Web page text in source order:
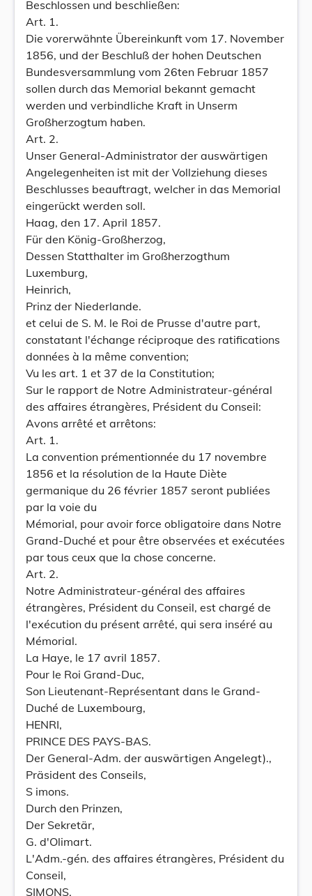
Beschlossen und beschließen:
Art. 1.
Die vorerwähnte Übereinkunft vom 17. November
1856, und der Beschluß der hohen Deutschen
Bundesversammlung vom 26ten Februar 1857
sollen durch das Memorial bekannt gemacht
werden und verbindliche Kraft in Unserm
Großherzogtum haben.
Art. 2.
Unser General-Administrator der auswärtigen
Angelegenheiten ist mit der Vollziehung dieses
Beschlusses beauftragt, welcher in das Memorial
eingerückt werden soll.
Haag, den 17. April 1857.
Für den König-Großherzog,
Dessen Statthalter im Großherzogthum
Luxemburg,
Heinrich,
Prinz der Niederlande.
et celui de S. M. le Roi de Prusse d'autre part,
constatant l'échange réciproque des ratifications
données à la même convention;
Vu les art. 1 et 37 de la Constitution;
Sur le rapport de Notre Administrateur-général
des affaires étrangères, Président du Conseil:
Avons arrêté et arrêtons:
Art. 1.
La convention prémentionnée du 17 novembre
1856 et la résolution de la Haute Diète
germanique du 26 février 1857 seront publiées
par la voie du
Mémorial, pour avoir force obligatoire dans Notre
Grand-Duché et pour être observées et exécutées
par tous ceux que la chose concerne.
Art. 2.
Notre Administrateur-général des affaires
étrangères, Président du Conseil, est chargé de
l'exécution du présent arrêté, qui sera inséré au
Mémorial.
La Haye, le 17 avril 1857.
Pour le Roi Grand-Duc,
Son Lieutenant-Représentant dans le Grand-
Duché de Luxembourg,
HENRI,
PRINCE DES PAYS-BAS.
Der General-Adm. der auswärtigen Angelegt).,
Präsident des Conseils,
S imons.
Durch den Prinzen,
Der Sekretär,
G. d'Olimart.
L'Adm.-gén. des affaires étrangères, Président du
Conseil,
SIMONS.